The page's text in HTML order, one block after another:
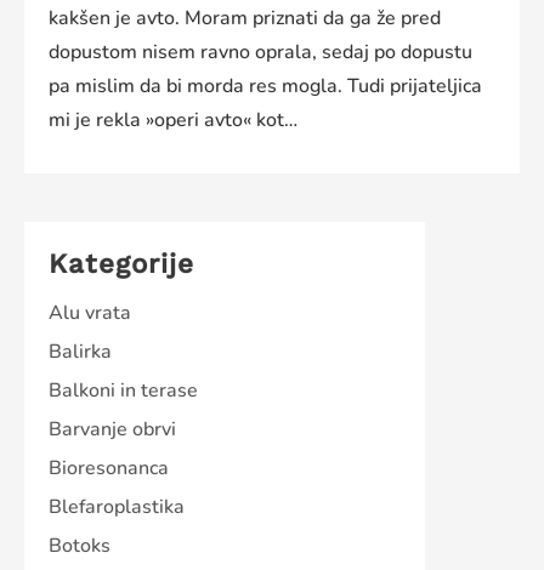
kakšen je avto. Moram priznati da ga že pred
dopustom nisem ravno oprala, sedaj po dopustu
pa mislim da bi morda res mogla. Tudi prijateljica
mi je rekla »operi avto« kot…
Kategorije
Alu vrata
Balirka
Balkoni in terase
Barvanje obrvi
Bioresonanca
Blefaroplastika
Botoks